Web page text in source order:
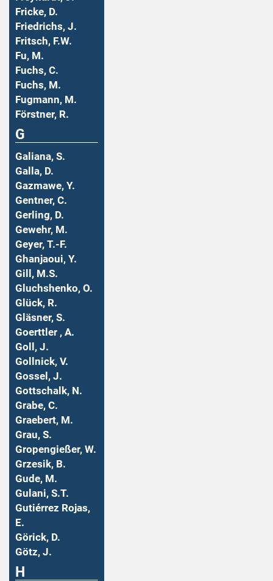
Fricke, D.
Friedrichs, J.
Fritsch, F.W.
Fu, M.
Fuchs, C.
Fuchs, M.
Fugmann, M.
Förstner, R.
G
Galiana, S.
Galla, D.
Gazmawe, Y.
Gentner, C.
Gerling, D.
Gewehr, M.
Geyer, T.-F.
Ghanjaoui, Y.
Gill, M.S.
Gluchshenko, O.
Glück, R.
Gläsner, S.
Goerttler , A.
Goll, J.
Gollnick, V.
Gossel, J.
Gottschalk, N.
Grabe, C.
Graebert, M.
Grau, S.
Gropengießer, W.
Grzesik, B.
Gude, M.
Gulani, S.T.
Gutiérrez Rojas,
E.
Görick, D.
Götz, J.
H